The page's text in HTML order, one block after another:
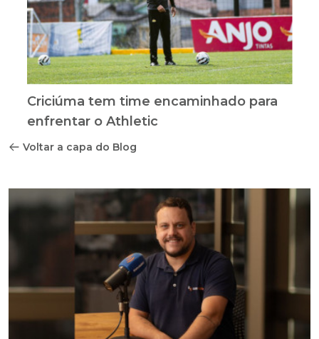
Criciúma tem time encaminhado para
enfrentar o Athletic
Voltar a capa do Blog